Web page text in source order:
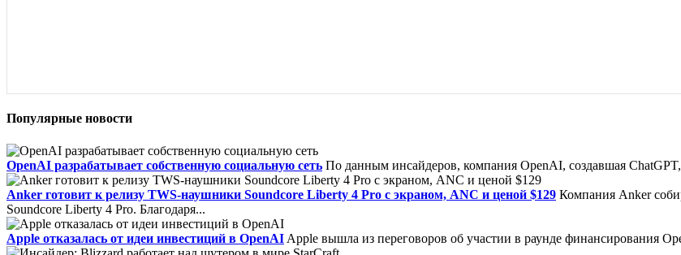
Популярные новости
OpenAI разрабатывает собственную социальную сеть По данным инсайдеров, компания OpenAI, создавшая
Anker готовит к релизу TWS-наушники Soundcore Liberty 4 Pro с экраном, ANC и ценой $129 Компания Anker
Soundcore Liberty 4 Pro. Благодаря...
Apple отказалась от идеи инвестиций в OpenAI Apple вышла из переговоров об участии в раунде финансирования